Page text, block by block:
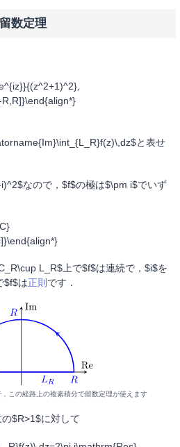
数定理
と表せ
なので，$f$の極は$\pm i$でいず
L_R$上で$f$は連続で，$i$を
$f$は正則 です．
この経路上の複素積分で留数定理が使えます
$R>1$に対して